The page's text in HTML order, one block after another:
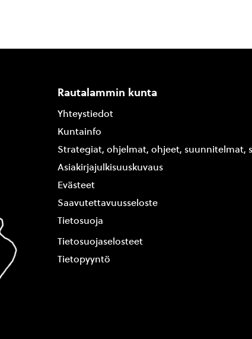
Rautalammin kunta
Yhteystiedot
Kuntainfo
Strategiat, ohjelmat, ohjeet, suunnitelmat,
Asiakirjajulkisuuskuvaus
Evästeet
Saavutettavuusseloste
Tietosuoja
Tietosuojaselosteet
Tietopyyntö